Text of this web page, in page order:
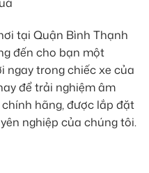
tại Quận Bình Thạnh
đến cho bạn một
ngay trong chiếc xe của
để trải nghiệm âm
hãng, được lắp đặt
nghiệp của chúng tôi.